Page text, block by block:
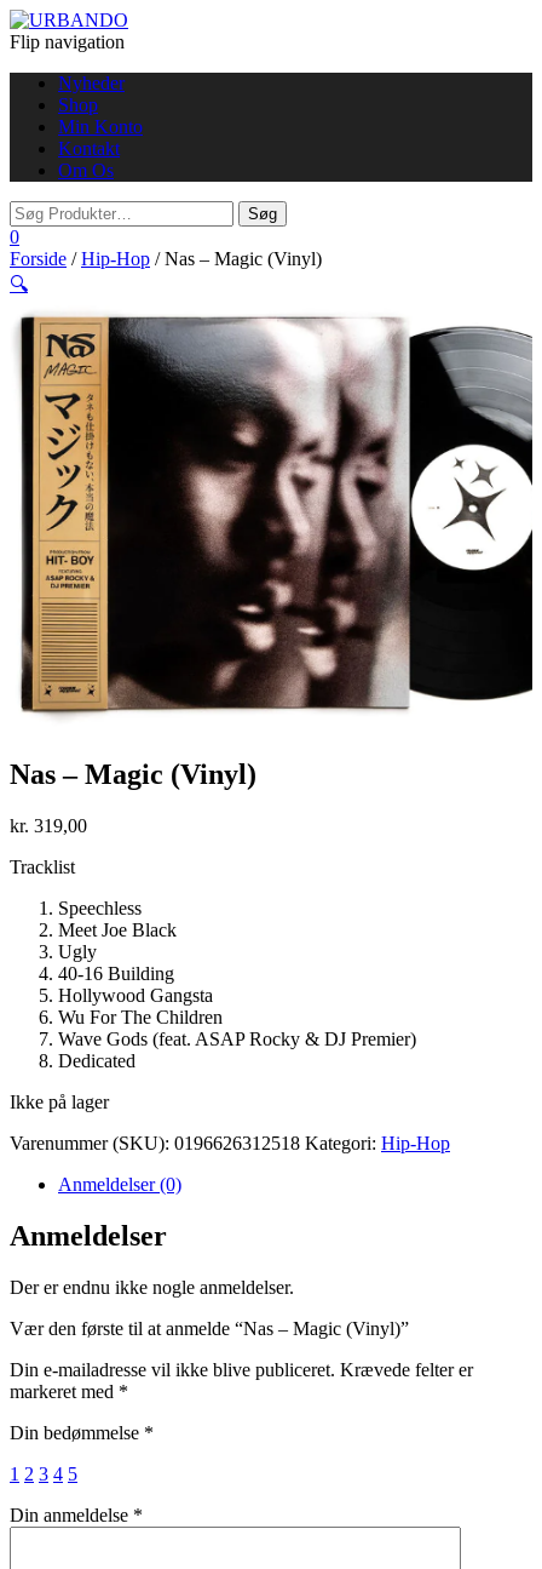
Flip navigation
Nyheder
Shop
Min Konto
Kontakt
Om Os
0
Forside /Hip-Hop / Nas – Magic (Vinyl)
🔍
Nas – Magic (Vinyl)
kr. 319,00
Tracklist
Speechless
Meet Joe Black
Ugly
40-16 Building
Hollywood Gangsta
Wu For The Children
Wave Gods (feat. ASAP Rocky & DJ Premier)
Dedicated
Ikke på lager
Varenummer (SKU): 0196626312518 Kategori: Hip-Hop
Anmeldelser (0)
Anmeldelser
Der er endnu ikke nogle anmeldelser.
Vær den første til at anmelde “Nas – Magic (Vinyl)”
Din e-mailadresse vil ikke blive publiceret. Krævede felter er
markeret med *
Din bedømmelse *
1 2 3 4 5
Din anmeldelse *